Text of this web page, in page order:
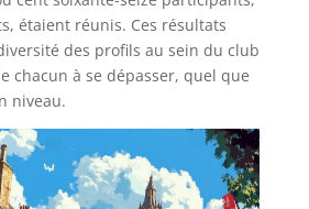
étaient réunis. Ces résultats
des profils au sein du club
chacun à se dépasser, quel que
niveau.